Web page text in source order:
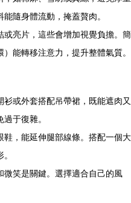
隨身體流動，掩蓋贅肉。
亮片，這些會增加視覺負擔。簡
能轉移注意力，提升整體氣質。
或外套搭配吊帶裙，既能遮肉又
于復雜。
，能延伸腿部線條。搭配一個大
微笑是關鍵。選擇適合自己的風